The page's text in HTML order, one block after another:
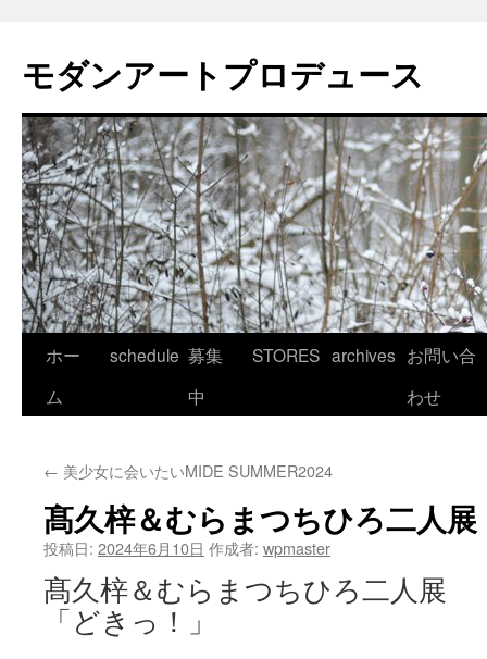
モダンアートプロデュース
ン
ツ
へ
ス
ホー
ム
schedule 募集
中
STORES archives お問い合
わせ
← 美少女に会いたいMIDE SUMMER2024
髙久梓＆むらまつちひろ二人
投稿日: 2024年6月10日 作成者: wpmaster
髙久梓＆むらまつちひろ二人展
「どきっ！」